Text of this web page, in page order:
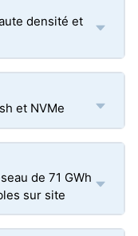
densité et
et NVMe
de 71 GWh
sur site